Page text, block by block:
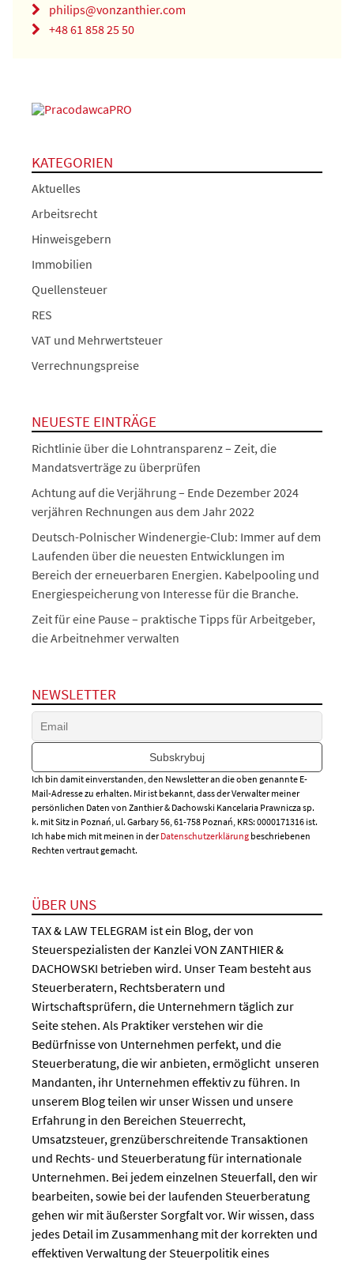
philips@vonzanthier.com
+48 61 858 25 50
KATEGORIEN
Aktuelles
Arbeitsrecht
Hinweisgebern
Immobilien
Quellensteuer
RES
VAT und Mehrwertsteuer
Verrechnungspreise
NEUESTE EINTRÄGE
Richtlinie über die Lohntransparenz – Zeit, die
Mandatsverträge zu überprüfen
Achtung auf die Verjährung – Ende Dezember 2024
verjähren Rechnungen aus dem Jahr 2022
Deutsch-Polnischer Windenergie-Club: Immer auf dem
Laufenden über die neuesten Entwicklungen im
Bereich der erneuerbaren Energien. Kabelpooling und
Energiespeicherung von Interesse für die Branche.
Zeit für eine Pause – praktische Tipps für Arbeitgeber,
die Arbeitnehmer verwalten
NEWSLETTER
Ich bin damit einverstanden, den Newsletter an die oben genannte E-
Mail-Adresse zu erhalten. Mir ist bekannt, dass der Verwalter meiner
persönlichen Daten von Zanthier & Dachowski Kancelaria Prawnicza sp.
k. mit Sitz in Poznań, ul. Garbary 56, 61-758 Poznań, KRS: 0000171316 ist.
Ich habe mich mit meinen in derDatenschutzerklärung beschriebenen
Rechten vertraut gemacht.
ÜBER UNS
TAX & LAW TELEGRAM ist ein Blog, der von
Steuerspezialisten der Kanzlei VON ZANTHIER &
DACHOWSKI betrieben wird. Unser Team besteht aus
Steuerberatern, Rechtsberatern und
Wirtschaftsprüfern, die Unternehmern täglich zur
Seite stehen. Als Praktiker verstehen wir die
Bedürfnisse von Unternehmen perfekt, und die
Steuerberatung, die wir anbieten, ermöglicht unseren
Mandanten, ihr Unternehmen effektiv zu führen. In
unserem Blog teilen wir unser Wissen und unsere
Erfahrung in den Bereichen Steuerrecht,
Umsatzsteuer, grenzüberschreitende Transaktionen
und Rechts- und Steuerberatung für internationale
Unternehmen. Bei jedem einzelnen Steuerfall, den wir
bearbeiten, sowie bei der laufenden Steuerberatung
gehen wir mit äußerster Sorgfalt vor. Wir wissen, dass
jedes Detail im Zusammenhang mit der korrekten und
effektiven Verwaltung der Steuerpolitik eines